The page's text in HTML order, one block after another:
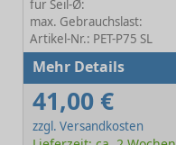
für Seil-Ø:
max. Gebrauchslast:
Artikel-Nr.: PET-P75 SL
Mehr Details
41,00 €
zzgl. Versandkosten